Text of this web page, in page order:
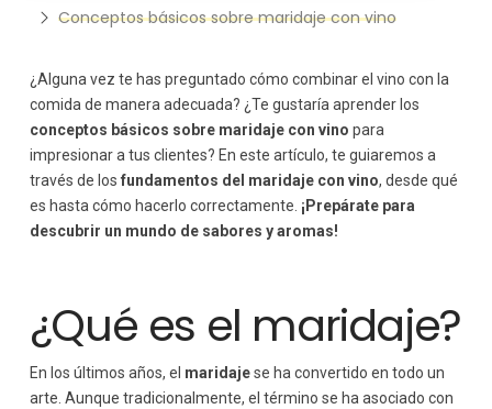
Acidez
Cuerpo del vino
Dulzura
Sabor
Conceptos básicos sobre maridaje con vino
¿Alguna vez te has preguntado cómo combinar el vino con la
comida de manera adecuada? ¿Te gustaría aprender los
conceptos básicos sobre maridaje con vino para
impresionar a tus clientes? En este artículo, te guiaremos a
través de los fundamentos del maridaje con vino, desde qué
es hasta cómo hacerlo correctamente. ¡Prepárate para
descubrir un mundo de sabores y aromas!
¿Qué es el maridaje?
En los últimos años, el maridajese ha convertido en todo un
arte. Aunque tradicionalmente, el término se ha asociado con